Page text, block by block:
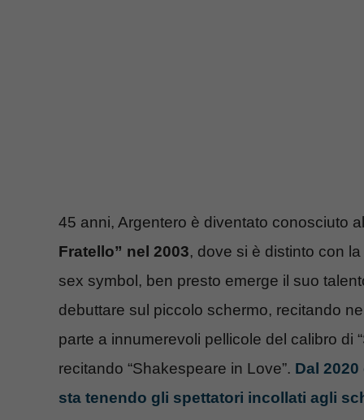
45 anni, Argentero è diventato conosciuto
Fratello” nel 2003, dove si è distinto con
sex symbol, ben presto emerge il suo
debuttare sul piccolo schermo, recitando
parte a innumerevoli pellicole del calibro di
recitando “Shakespeare in Love”. Dal
sta tenendo gli spettatori incollati agli